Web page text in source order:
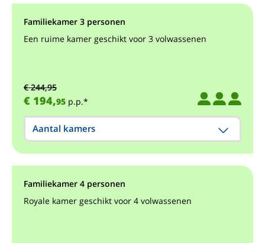
Familiekamer 3 personen
Een ruime kamer geschikt voor 3 volwassenen
€ 244,95
€ 194,95 p.p.*
Aantal kamers
Familiekamer 4 personen
Royale kamer geschikt voor 4 volwassenen